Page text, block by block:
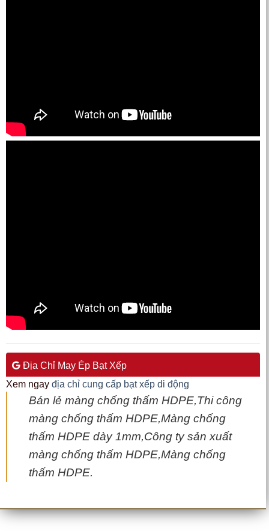
Địa Chỉ May Ép Bạt Xếp
Xem ngay địa chỉ cung cấp bạt xếp di động
Bán lẻ màng chống thấm HDPE,Thi công
màng chống thấm HDPE,Màng chống
thấm HDPE dày 1mm,Công ty sản xuất
màng chống thấm HDPE,Màng chống
thấm HDPE.